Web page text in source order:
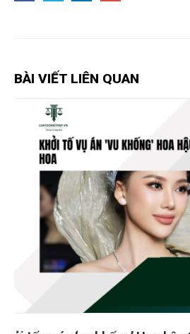
BÀI VIẾT LIÊN QUAN